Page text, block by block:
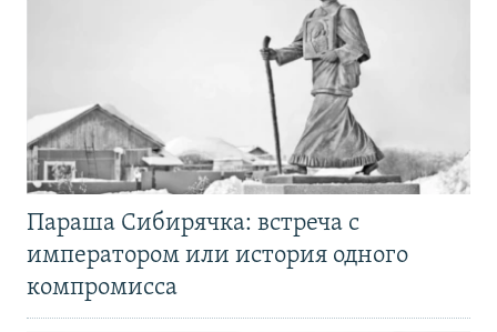
Параша Сибирячка: встреча с
императором или история одного
компромисса